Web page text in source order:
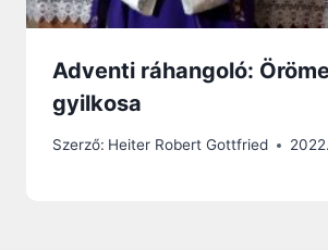
Adventi ráhangoló:
gyilkosa
Szerző: Heiter Robert Gottfried